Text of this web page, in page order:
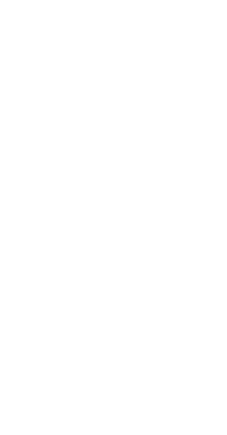
à la demande pour
informatiques telles
MDM, la gestion des